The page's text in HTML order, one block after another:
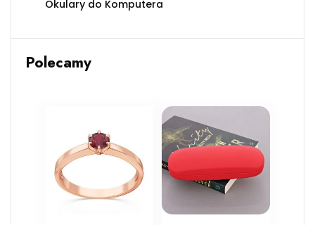
Okulary do Komputera
Polecamy